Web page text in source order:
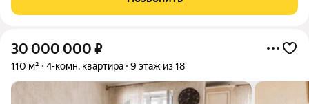
доступности, рядом парк культуры и
30 000 000 ₽
110 м² 4-комн. квартира 9 этаж из 18